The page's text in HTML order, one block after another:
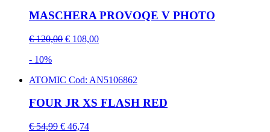
MASCHERA PROVOQE V PHOTO
€ 120,00 € 108,00
- 10%
ATOMIC Cod: AN5106862
FOUR JR XS FLASH RED
€ 54,99 € 46,74